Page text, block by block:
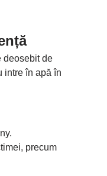
deosebit de
intre în apă în
precum